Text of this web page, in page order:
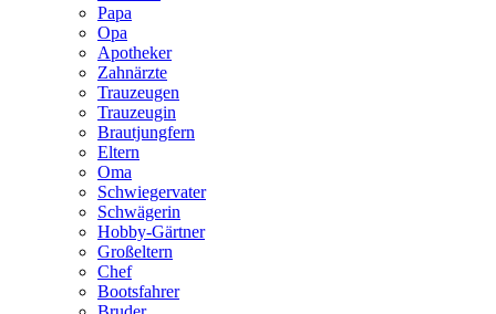
Papa
Opa
Apotheker
Zahnärzte
Trauzeugen
Trauzeugin
Brautjungfern
Eltern
Oma
Schwiegervater
Schwägerin
Hobby-Gärtner
Großeltern
Chef
Bootsfahrer